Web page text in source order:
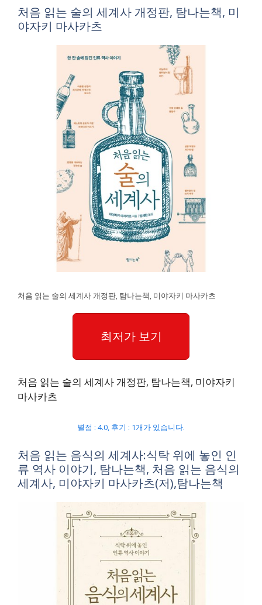
처음 읽는 술의 세계사 개정판, 탐나는책, 미
야자키 마사카츠
처음 읽는 술의 세계사 개정판, 탐나는책, 미야자키 마사카츠
최저가 보기
처음 읽는 술의 세계사 개정판, 탐나는책, 미야자키
마사카츠
별점 : 4.0, 후기 : 1개가 있습니다.
처음 읽는 음식의 세계사:식탁 위에 놓인 인
류 역사 이야기, 탐나는책, 처음 읽는 음식의
세계사, 미야자키 마사카츠(저),탐나는책